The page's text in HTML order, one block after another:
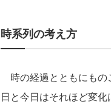
時系列の考え方
時の経過とともにもの
日と今日はそれほど変